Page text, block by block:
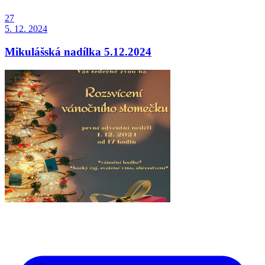
27
5. 12. 2024
Mikulášská nadílka 5.12.2024